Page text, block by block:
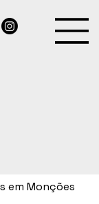
em Monções